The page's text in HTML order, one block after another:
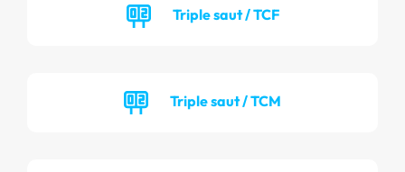
Triple saut / TCF
Triple saut / TCM